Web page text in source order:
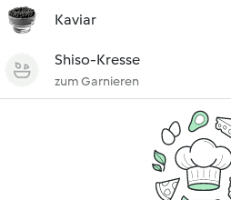
Kaviar
Shiso-Kresse
zum Garnieren